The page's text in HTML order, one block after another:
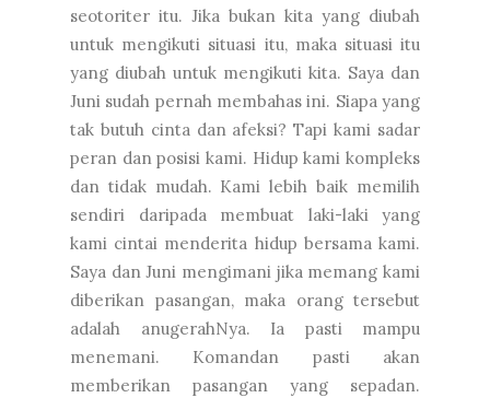
seotoriter itu. Jika bukan kita yang diubah
untuk mengikuti situasi itu, maka situasi itu
yang diubah untuk mengikuti kita. Saya dan
Juni sudah pernah membahas ini. Siapa yang
tak butuh cinta dan afeksi? Tapi kami sadar
peran dan posisi kami. Hidup kami kompleks
dan tidak mudah. Kami lebih baik memilih
sendiri daripada membuat laki-laki yang
kami cintai menderita hidup bersama kami.
Saya dan Juni mengimani jika memang kami
diberikan pasangan, maka orang tersebut
adalah anugerahNya. Ia pasti mampu
menemani. Komandan pasti akan
memberikan pasangan yang sepadan.